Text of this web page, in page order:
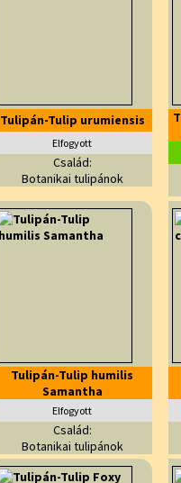
Tulipán-Tulip urumiensis
Elfogyott
Család:
Botanikai tulipánok
Tulipán-Tulip humilis
Samantha
Elfogyott
Család:
Botanikai tulipánok